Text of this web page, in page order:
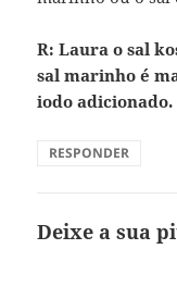
R: Laura o sal
sal marinho é
iodo
RESPONDER
Deixe a sua